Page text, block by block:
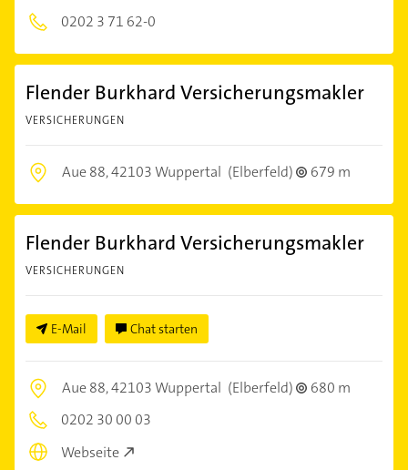
0202 3 71 62-0
Flender Burkhard Versicherungsmakler
VERSICHERUNGEN
Aue 88,42103 Wuppertal (Elberfeld) 679 m
Flender Burkhard Versicherungsmakler
VERSICHERUNGEN
E-Mail Chat starten
Aue 88,42103 Wuppertal (Elberfeld)
680 m
0202 30 00 03
Webseite